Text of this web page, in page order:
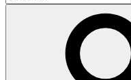
for: